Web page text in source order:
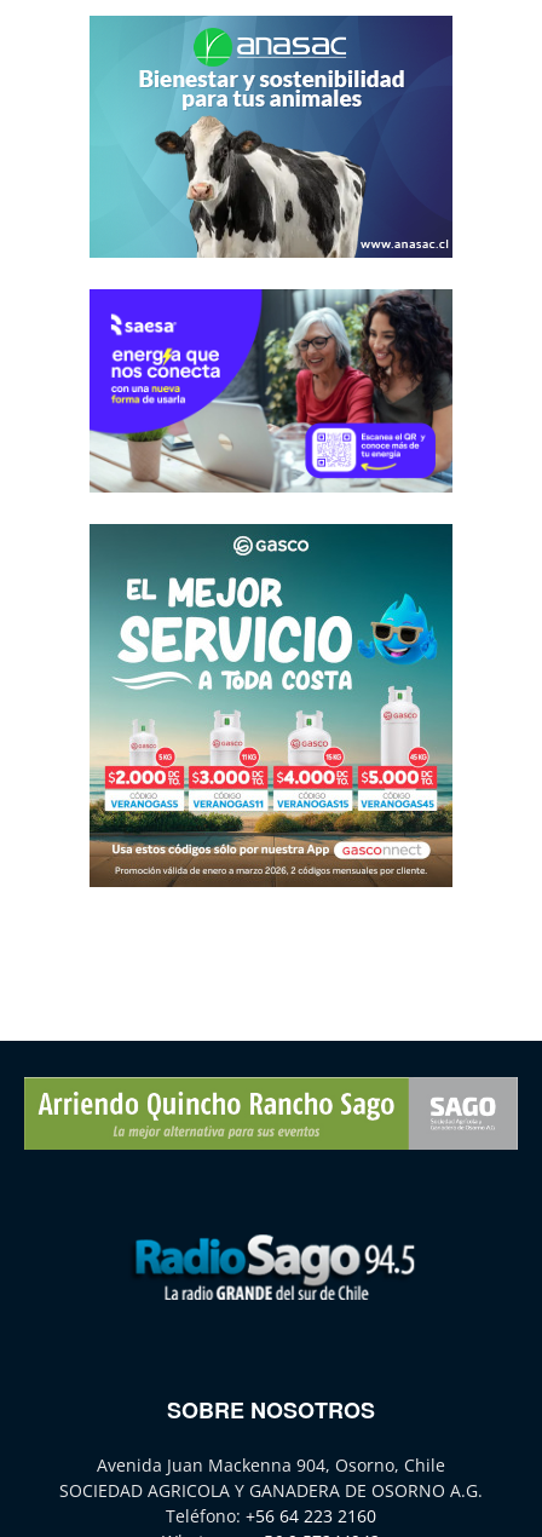
SOBRE NOSOTROS
Avenida Juan Mackenna 904, Osorno, Chile
SOCIEDAD AGRICOLA Y GANADERA DE OSORNO A.G.
Teléfono: +56 64 223 2160